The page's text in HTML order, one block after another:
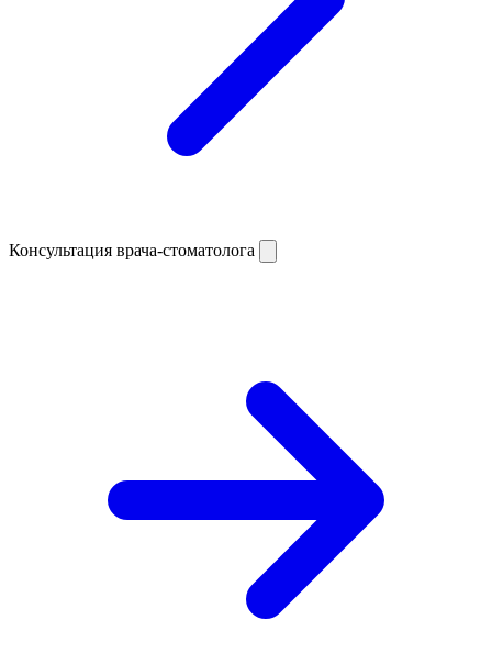
Консультация врача-стоматолога